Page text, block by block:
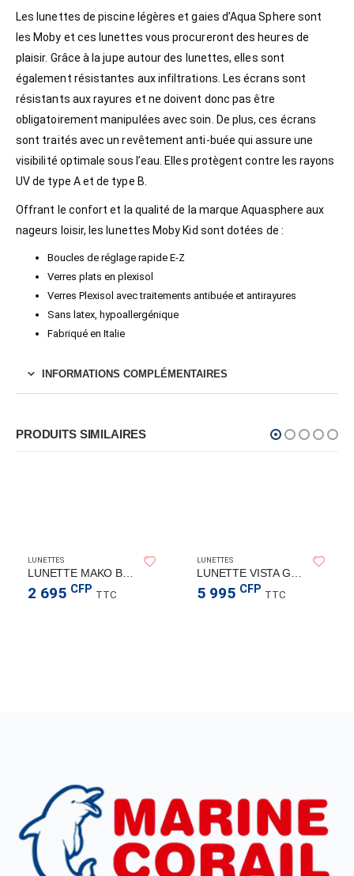
Les lunettes de piscine légères et gaies d’Aqua Sphere sont
les Moby et ces lunettes vous procureront des heures de
plaisir. Grâce à la jupe autour des lunettes, elles sont
également résistantes aux infiltrations. Les écrans sont
résistants aux rayures et ne doivent donc pas être
obligatoirement manipulées avec soin. De plus, ces écrans
sont traités avec un revêtement anti-buée qui assure une
visibilité optimale sous l’eau. Elles protègent contre les rayons
UV de type A et de type B.
Offrant le confort et la qualité de la marque Aquasphere aux
nageurs loisir, les lunettes Moby Kid sont dotées de :
Boucles de réglage rapide E-Z
Verres plats en plexisol
Verres Plexisol avec traitements antibuée et antirayures
Sans latex, hypoallergénique
Fabriqué en Italie
INFORMATIONS COMPLÉMENTAIRES
PRODUITS SIMILAIRES
LUNETTES
LUNETTE MAKO BLACK CLEAR LENS
2 695 CFP TTC
LUNETTES
LUNETTE VISTA GRAY BLUE CLEAR
5 995 CFP TTC